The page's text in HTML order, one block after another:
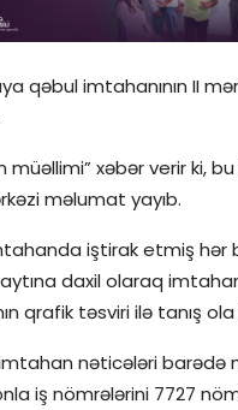
arxivi
qəbul imtahanının II
müəllimi” xəbər verir ki,
məlumat yayıb.
iştirak etmiş hər
daxil olaraq
qrafik təsviri ilə tanış ola
nəticələri barədə
iş nömrələrini 7727